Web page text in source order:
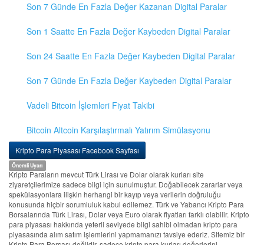
Son 7 Günde En Fazla Değer Kazanan Digital Paralar
Son 1 Saatte En Fazla Değer Kaybeden Digital Paralar
Son 24 Saatte En Fazla Değer Kaybeden Digital Paralar
Son 7 Günde En Fazla Değer Kaybeden Digital Paralar
Vadeli Bitcoin İşlemleri Fiyat Takibi
Bitcoin Altcoin Karşılaştırmalı Yatırım Simülasyonu
Kripto Para Piyasası Facebook Sayfası
Önemli Uyarı
Kripto Paraların mevcut Türk Lirası ve Dolar olarak kurları site
ziyaretçilerimize sadece bilgi için sunulmuştur. Doğabilecek zararlar veya
spekülasyonlara ilişkin herhangi bir kayıp veya verilerin doğruluğu
konusunda hiçbir sorumluluk kabul edilemez. Türk ve Yabancı Kripto Para
Borsalarında Türk Lirası, Dolar veya Euro olarak fiyatları farklı olabilir. Kripto
para piyasası hakkında yeterli seviyede bilgi sahibi olmadan kripto para
piyasasında alım satım işlemlerini yapmamanızı tavsiye ederiz. Sitemiz bir